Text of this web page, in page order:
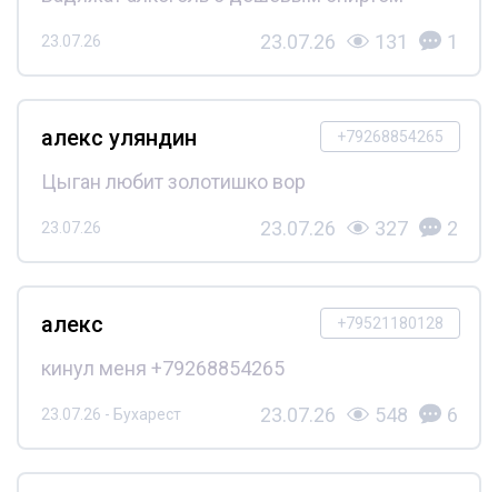
23.07.26 23.07.26 131 1
+79268854265
алекс уляндин
Цыган любит золотишко вор
23.07.26 23.07.26 327 2
+79521180128
алекс
кинул меня +79268854265
23.07.26 - Бухарест 23.07.26 548 6